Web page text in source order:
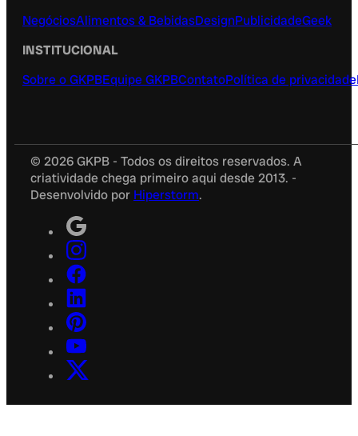
NegóciosAlimentos & BebidasDesignPublicidadeGeek
INSTITUCIONAL
Sobre o GKPBEquipe GKPBContatoPolítica de privacidade
© 2026 GKPB - Todos os direitos reservados. A
criatividade chega primeiro aqui desde 2013. -
Desenvolvido por Hiperstorm.